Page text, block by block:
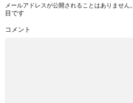
メールアドレスが公開されることはありません。
目です
コメント